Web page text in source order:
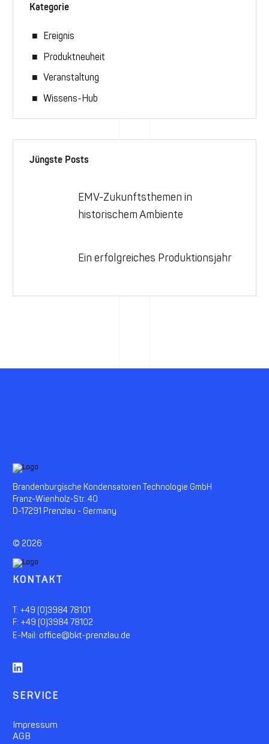
Kategorie
Ereignis
Produktneuheit
Veranstaltung
Wissens-Hub
Jüngste Posts
EMV-Zukunftsthemen in
historischem Ambiente
Ein erfolgreiches Produktionsjahr
Brandenburgische Kondensatoren Technologie GmbH
Franz-Wienholz-Str. 40
D-17291 Prenzlau - Germany
© 2026
KONTAKT
T: +49 (0)3984 78101
F: +49 (0)3984 78102
E-Mail: office@bkt-prenzlau.de
SERVICE
Impressum
AGB